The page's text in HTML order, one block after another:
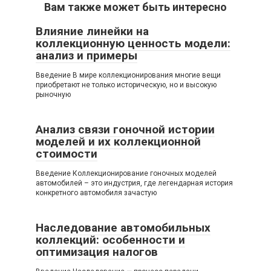
Вам также может быть интересно
Влияние линейки на
коллекционную ценность модели:
анализ и примеры
Введение В мире коллекционирования многие вещи
приобретают не только историческую, но и высокую
рыночную
Анализ связи гоночной истории
моделей и их коллекционной
стоимости
Введение Коллекционирование гоночных моделей
автомобилей – это индустрия, где легендарная история
конкретного автомобиля зачастую
Наследование автомобильных
коллекций: особенности и
оптимизация налогов